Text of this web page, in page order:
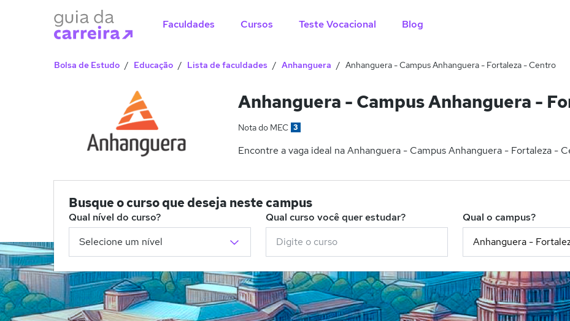
Faculdades Cursos Teste Vocacional Blog
Bolsa de Estudo Educação Lista de faculdades Anhanguera Anhanguera - Campus Anhanguera - Fortaleza - Centro
Anhanguera - Campus Anhanguera -
Nota do MEC 3
Encontre a vaga ideal na Anhanguera - Campus Anhanguera - Fortaleza -
Busque o curso que deseja neste campus
Qual nível do curso? Qual curso você quer estudar?
Qual o campus?